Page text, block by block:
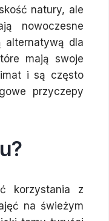
natury, ale
nowoczesne
alternatywą dla
mają swoje
i są często
przyczepy
korzystania z
na świeżym